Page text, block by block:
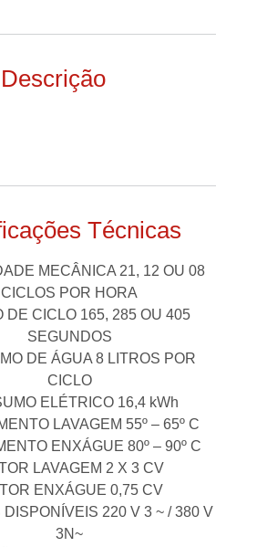
Descrição
Técnicas
MECÂNICA 21, 12 OU 08
CICLOS POR HORA
DE CICLO 165, 285 OU 405
SEGUNDOS
DE ÁGUA 8 LITROS POR
CICLO
ELÉTRICO 16,4 kWh
LAVAGEM 55º – 65º C
ENXÁGUE 80º – 90º C
LAVAGEM 2 X 3 CV
ENXÁGUE 0,75 CV
220 V 3 ~ / 380 V
3N~